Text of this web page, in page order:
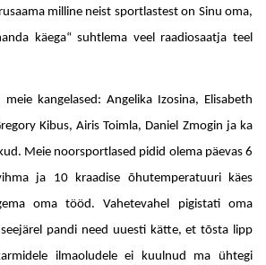
milline neist sportlastest on Sinu oma,
käega“ suhtlema veel raadiosaatja teel
kangelased: Angelika Izosina, Elisabeth
Kibus, Airis Toimla, Daniel Zmogin ja ka
Meie noorsportlased pidid olema päevas 6
ja 10 kraadise õhutemperatuuri käes
oma tööd. Vahetevahel pigistati oma
pandi need uuesti kätte, et tõsta lipp
ilmaoludele ei kuulnud ma ühtegi